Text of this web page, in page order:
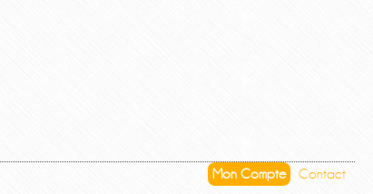
Mon Compte Contact